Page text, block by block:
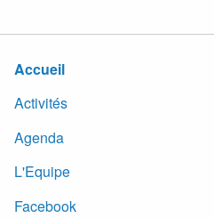
Accueil
Activités
Agenda
L'Equipe
Facebook